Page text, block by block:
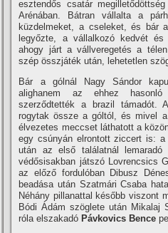
esztendős csatár
Arénában. Bátran vállalta a
küzdelmeket, a cseleket, és bár
legyőzte, a vállalkozó kedvét
ahogy járt a vállveregetés a
szép összjáték után, lehetetlen
Bár a gólnál Nagy Sándor
alighanem az ehhez
szerződtették a brazil támadót.
rogytak össze a góltól, és mivel
élvezetes meccset láthatott a
egy csúnyán elrontott ziccert is: a
után az első találatnál
védősisakban játszó Lovrencsics
az előző fordulóban Dibusz
beadása után Szatmári Csaba
Néhány pillanattal később viszont
Bódi Ádám szöglete után Mikalaj
róla elszakadó Pávkovics Bence